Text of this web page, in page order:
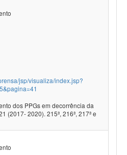
jsp/visualiza/index.jsp?
dos PPGs em decorrência da
(2017- 2020). 215ª, 216ª, 217ª e